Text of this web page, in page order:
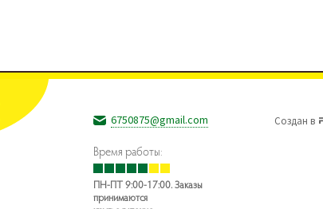
6750875@gmail.com
Время работы:
ПН-ПТ 9:00-17:00. Заказы
принимаются
Создан в